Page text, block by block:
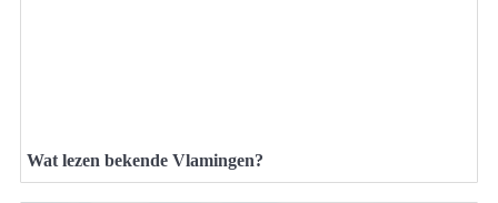
Wat lezen bekende Vlamingen?